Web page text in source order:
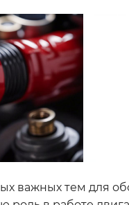
важных тем для